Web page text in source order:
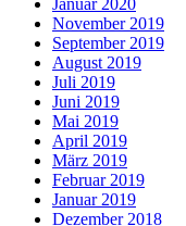
Januar 2020
November 2019
September 2019
August 2019
Juli 2019
Juni 2019
Mai 2019
April 2019
März 2019
Februar 2019
Januar 2019
Dezember 2018